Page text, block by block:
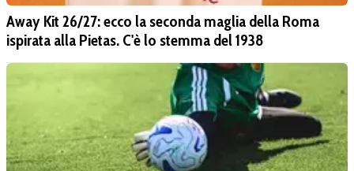
Away Kit 26/27: ecco la seconda maglia della Roma
ispirata alla Pietas. C'è lo stemma del 1938